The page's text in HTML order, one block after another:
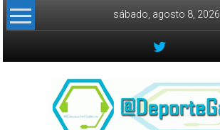
Skip to content
sábado, agosto 8, 2026